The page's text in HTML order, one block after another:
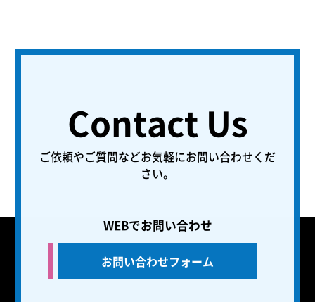
Contact Us
ご依頼やご質問などお気軽にお問い合わせくだ
さい。
WEBでお問い合わせ
お問い合わせフォーム